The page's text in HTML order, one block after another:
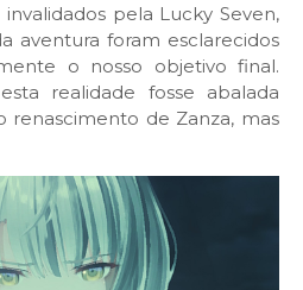
pela Lucky Seven,
aventura foram esclarecidos
o nosso objetivo final.
realidade fosse abalada
renascimento de Zanza, mas